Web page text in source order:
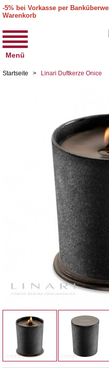
-5% bei Vorkasse per
Warenkorb
Menü
Startseite > Linari Duftkerze Onice